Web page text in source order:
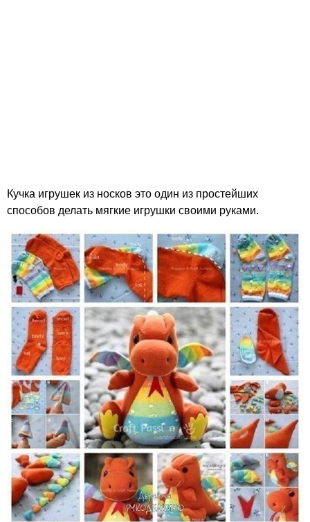
Кучка игрушек из носков это один из простейших
способов делать мягкие игрушки своими руками.